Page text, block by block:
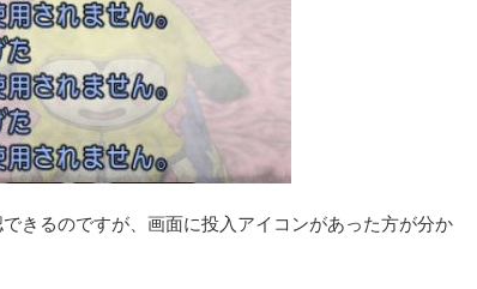
きるのですが、画面に投入アイコンがあった方が分か